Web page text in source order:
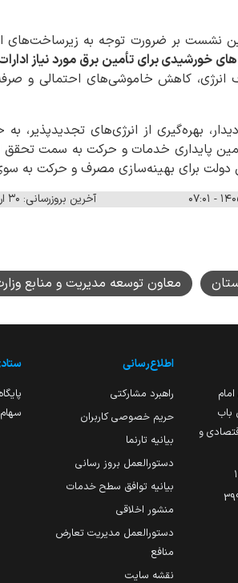
این نشست بر ضرورت توجه به
خورشیدی برای تأمین برق مورد نیاز
انرژی، کاهش خاموشی‌های احتمالی و
بهره‌گیری از انرژی‌های
پایداری خدمات و حرکت به سمت تحقق
برای بهینه‌سازی مصرف و حرکت به
آخرین بروزرسانی: ۳۰ اردیبهشت ۱۴۰۵ - ۰۷:۰۵
معاون توسعه مدیریت و منابع
باب
و
اطلاع‌رسانی
راهبرد مشارکتی
حریم خصوصی کاربران
بیانیه تارنما
دستورالعمل بروز رسانی
بیانیه توافق سطح خدمات
منشور اخلاقی
دستورالعمل مدیریت تعارض
منافع
نقشه سایت